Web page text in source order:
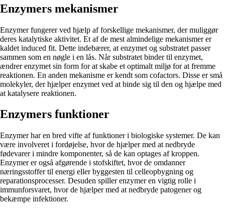
Enzymers mekanismer
Enzymer fungerer ved hjælp af forskellige mekanismer, der muliggør
deres katalytiske aktivitet. Et af de mest almindelige mekanismer er
kaldet induced fit. Dette indebærer, at enzymet og substratet passer
sammen som en nøgle i en lås. Når substratet binder til enzymet,
ændrer enzymet sin form for at skabe et optimalt miljø for at fremme
reaktionen. En anden mekanisme er kendt som cofactors. Disse er små
molekyler, der hjælper enzymet ved at binde sig til den og hjælpe med
at katalysere reaktionen.
Enzymers funktioner
Enzymer har en bred vifte af funktioner i biologiske systemer. De kan
være involveret i fordøjelse, hvor de hjælper med at nedbryde
fødevarer i mindre komponenter, så de kan optages af kroppen.
Enzymer er også afgørende i stofskiftet, hvor de omdanner
næringsstoffer til energi eller byggesten til celleopbygning og
reparationsprocesser. Desuden spiller enzymer en vigtig rolle i
immunforsvaret, hvor de hjælper med at nedbryde patogener og
bekæmpe infektioner.